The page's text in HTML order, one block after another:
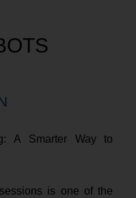
A Smarter Way to
is one of the